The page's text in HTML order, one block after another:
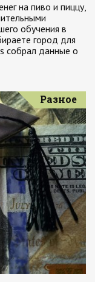
на пиво и пиццу,
обучения в
город для
собрал данные о
Разное